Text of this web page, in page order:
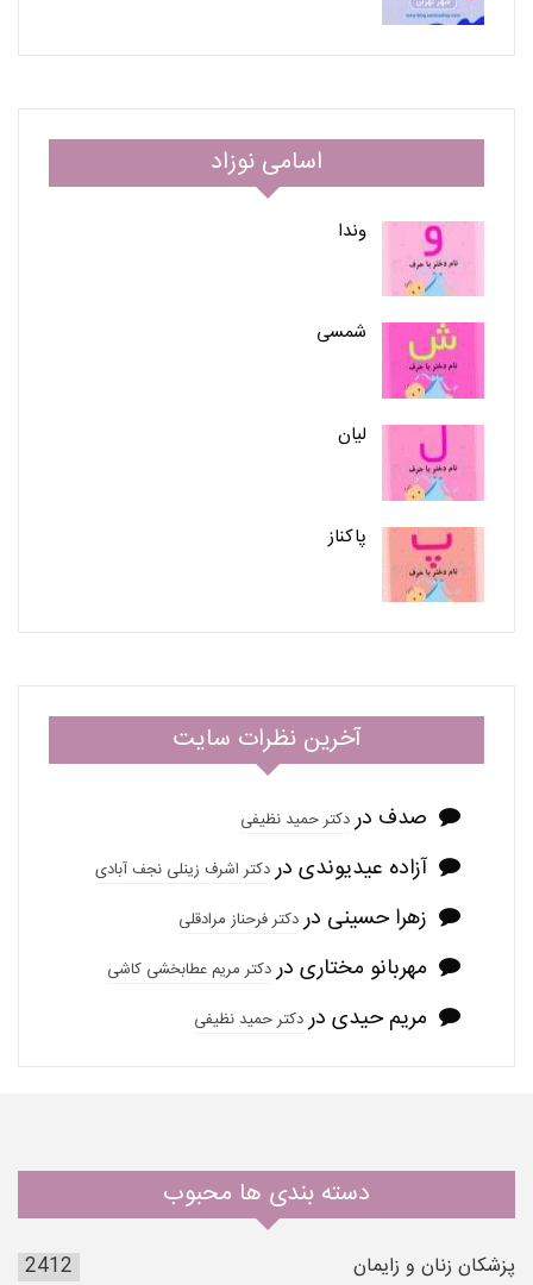
اسامی نوزاد
وندا
شمسی
لیان
پاکناز
آخرین نظرات سایت
صدف دردکتر حمید نظیفی
آزاده عیدیوندی دردکتر اشرف زینلی نجف آبادی
زهرا حسینی دردکتر فرحناز مرادقلی
مهربانو مختاری دردکتر مریم عطابخشی کاشی
مریم حیدی دردکتر حمید نظیفی
دسته بندی ها محبوب
پزشکان زنان و زایمان
2412